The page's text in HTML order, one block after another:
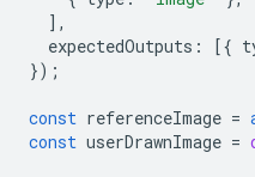
],
expectedOutputs : [{
});
const referenceImage =
const userDrawnImage =